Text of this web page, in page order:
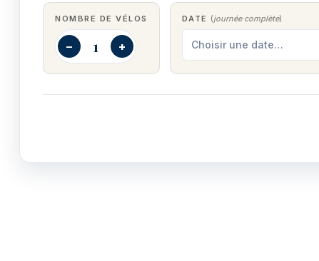
NOMBRE DE VÉLOS
− +
DATE (journée complète)